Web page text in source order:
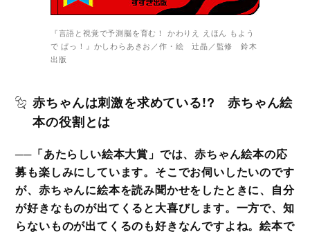
『言語と視覚で予測脳を育む！ かわりえ えほん もよう
で ぱっ！』かしわらあきお／作・絵 辻晶／監修 鈴木
出版
赤ちゃんは刺激を求めている!? 赤ちゃん絵
本の役割とは
──「あたらしい絵本大賞」では、赤ちゃん絵本の応
募も楽しみにしています。そこでお伺いしたいのです
が、赤ちゃんに絵本を読み聞かせをしたときに、自分
が好きなものが出てくると大喜びします。一方で、知
らないものが出てくるのも好きなんですよね。絵本で